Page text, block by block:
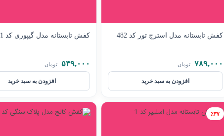
کفش تابستانه مدل استرج تور کد 482
۷۸۹,۰۰۰ تومان
افزودن به سبد خرید
کفش تابستانه مدل گیپوری کد 481
۵۴۹,۰۰۰ تومان
افزودن به سبد خرید
٪۳۷